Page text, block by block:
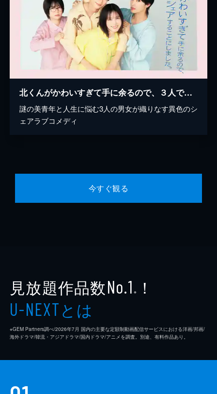
北くんがかわいすぎて手に余るので、３人でシェアすることにしました。
謎の美青年と人生に悩む3人の男女が織りなす異色のシ
ェアラブコメディ
今すぐ観る
見放題作品数No.1 ※ ！
U-NEXTとは
※GEM Partners調べ/2026年7⽉ 国内の主要な定額制動画配信サービスにおける洋画/邦画/
海外ドラマ/韓流・アジアドラマ/国内ドラマ/アニメを調査。別途、有料作品あり。